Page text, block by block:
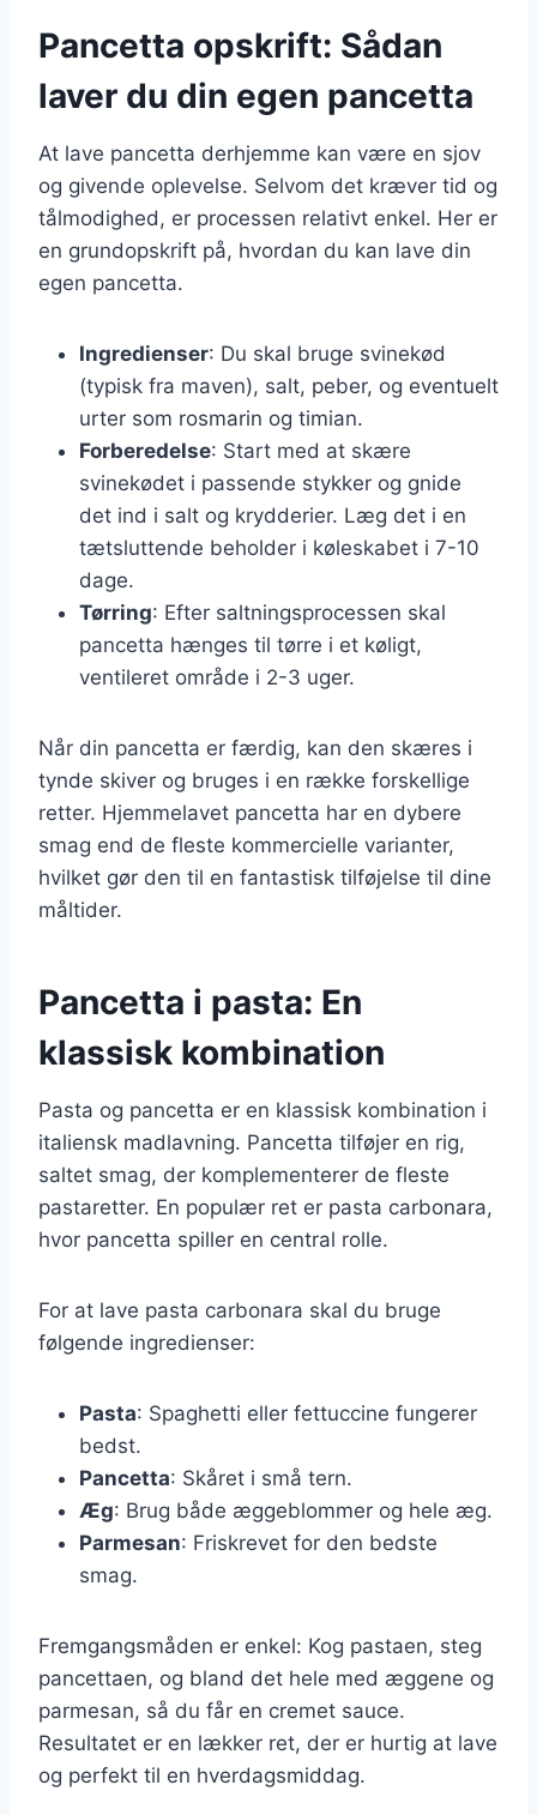
Pancetta opskrift: Sådan
laver du din egen pancetta
At lave pancetta derhjemme kan være en sjov
og givende oplevelse. Selvom det kræver tid og
tålmodighed, er processen relativt enkel. Her er
en grundopskrift på, hvordan du kan lave din
egen pancetta.
Ingredienser: Du skal bruge svinekød
(typisk fra maven), salt, peber, og eventuelt
urter som rosmarin og timian.
Forberedelse: Start med at skære
svinekødet i passende stykker og gnide
det ind i salt og krydderier. Læg det i en
tætsluttende beholder i køleskabet i 7-10
dage.
Tørring: Efter saltningsprocessen skal
pancetta hænges til tørre i et køligt,
ventileret område i 2-3 uger.
Når din pancetta er færdig, kan den skæres i
tynde skiver og bruges i en række forskellige
retter. Hjemmelavet pancetta har en dybere
smag end de fleste kommercielle varianter,
hvilket gør den til en fantastisk tilføjelse til dine
måltider.
Pancetta i pasta: En
klassisk kombination
Pasta og pancetta er en klassisk kombination i
italiensk madlavning. Pancetta tilføjer en rig,
saltet smag, der komplementerer de fleste
pastaretter. En populær ret er pasta carbonara,
hvor pancetta spiller en central rolle.
For at lave pasta carbonara skal du bruge
følgende ingredienser:
Pasta: Spaghetti eller fettuccine fungerer
bedst.
Pancetta: Skåret i små tern.
Æg: Brug både æggeblommer og hele æg.
Parmesan: Friskrevet for den bedste
smag.
Fremgangsmåden er enkel: Kog pastaen, steg
pancettaen, og bland det hele med æggene og
parmesan, så du får en cremet sauce.
Resultatet er en lækker ret, der er hurtig at lave
og perfekt til en hverdagsmiddag.